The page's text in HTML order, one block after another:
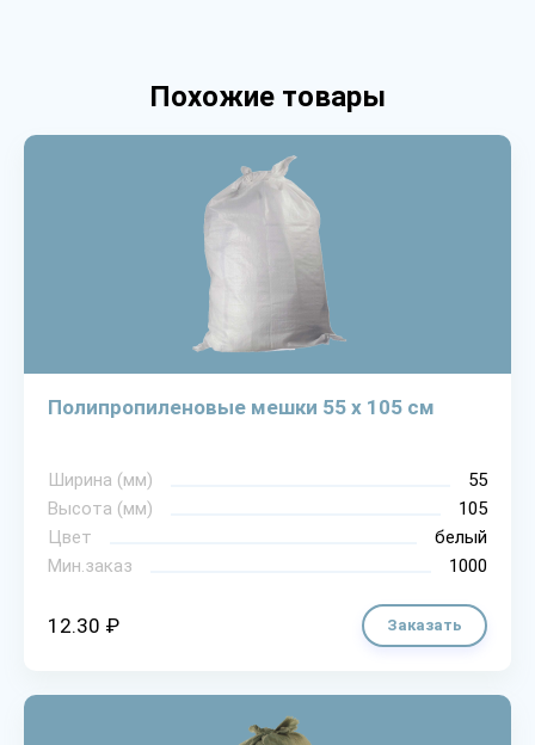
Похожие товары
Полипропиленовые мешки 55 х 105 см
Ширина (мм)
55
Высота (мм)
105
Цвет
белый
Мин.заказ
1000
12.30 ₽ Заказать